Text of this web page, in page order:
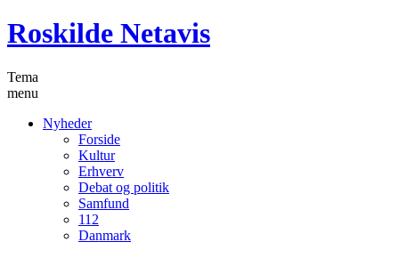
Roskilde Netavis
Tema
menu
Nyheder
Forside
Kultur
Erhverv
Debat og politik
Samfund
112
Danmark